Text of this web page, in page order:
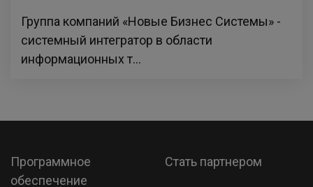
Группа компаний «Новые Бизнес Системы» -
системный интегратор в области
информационных т...
Программное
обеспечение
Стать партнером